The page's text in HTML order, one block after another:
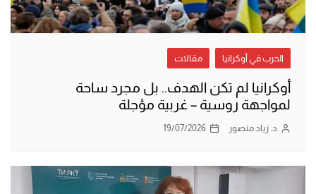
الحرب في أوكرانيا مقالات
أوكرانيا لم تكن الهدف.. بل مجرد ساحة
لمواجهة روسية – غربية مؤجلة
د. زياد منصور 19/07/2026